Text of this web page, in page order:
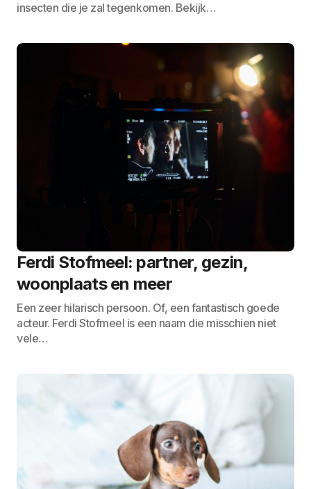
insecten die je zal tegenkomen. Bekijk…
Ferdi Stofmeel: partner, gezin,
woonplaats en meer
Een zeer hilarisch persoon. Of, een fantastisch goede
acteur. Ferdi Stofmeel is een naam die misschien niet
vele…